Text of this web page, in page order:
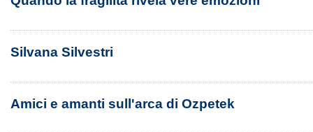
Silvana Silvestri
Amici e amanti sull'arca di Ozpetek